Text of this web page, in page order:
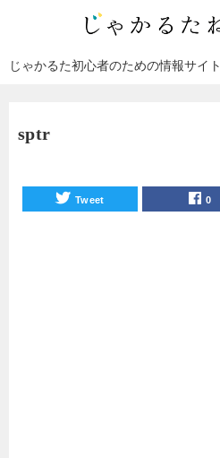
じゃかるた初心者のための情報サイト
sptr
Tweet 0